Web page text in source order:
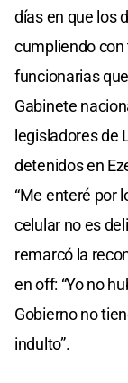
días en que los
cumpliendo con
funcionarias
Gabinete
legisladores de
detenidos en
“Me enteré por
celular no es
remarcó la
en off: “Yo no
Gobierno no
indulto”.